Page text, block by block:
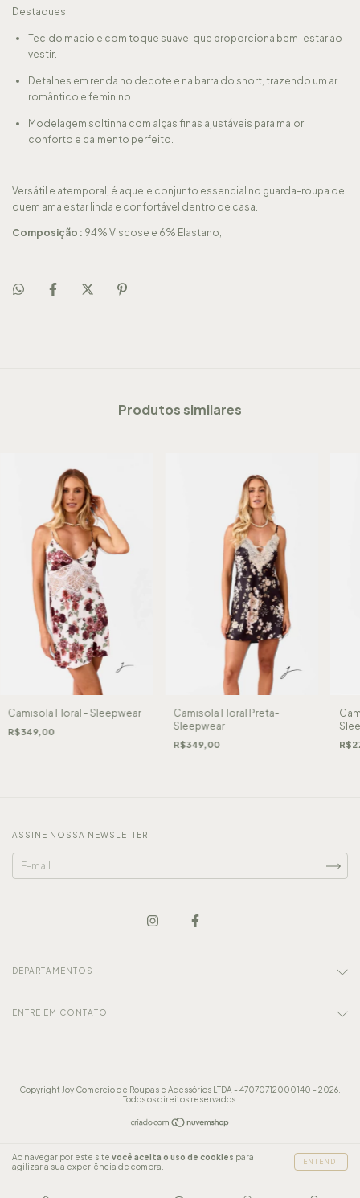
Ao navegar por este site você aceita o uso de cookies para
agilizar a sua experiência de compra.
ENTENDI
Destaques:
Tecido macio e com toque suave, que proporciona bem-estar ao
vestir.
Detalhes em renda no decote e na barra do short, trazendo um ar
romântico e feminino.
Modelagem soltinha com alças finas ajustáveis para maior
conforto e caimento perfeito.
Versátil e atemporal, é aquele conjunto essencial no guarda-roupa de
quem ama estar linda e confortável dentro de casa.
Composição : 94% Viscose e 6% Elastano;
Produtos similares
Camisola Floral - Sleepwear
R$349,00
Camisola Floral Preta-
Sleepwear
R$349,00
ASSINE NOSSA NEWSLETTER
DEPARTAMENTOS
ENTRE EM CONTATO
Copyright Joy Comercio de Roupas e Acessórios LTDA - 47070712000140 - 2026.
Todos os direitos reservados.